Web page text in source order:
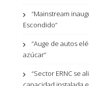
“Mainstream
Escondido”
“Auge de autos
azúcar”
“Sector ERNC se